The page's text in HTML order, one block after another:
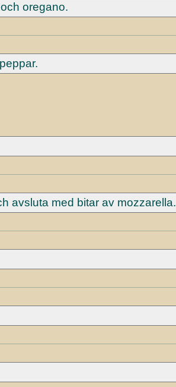
oregano.
avsluta med bitar av mozzarella.